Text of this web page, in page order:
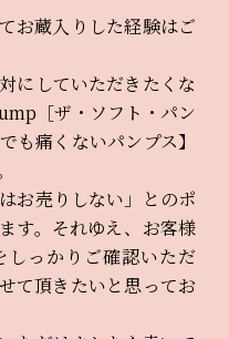
お蔵入りした経験はご
にしていただきたくな
［ザ・ソフト・パン
も痛くないパンプス】
お売りしない」とのポ
す。それゆえ、お客様
しっかりご確認いただ
て頂きたいと思ってお